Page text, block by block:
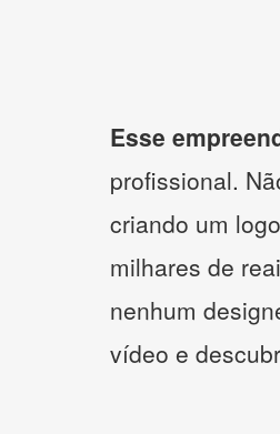
Esse
profissional.
criando um
milhares de
nenhum
vídeo e